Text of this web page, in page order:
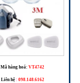
Mã hàng hoá: VT4742
Liên hệ : 098.148.6162